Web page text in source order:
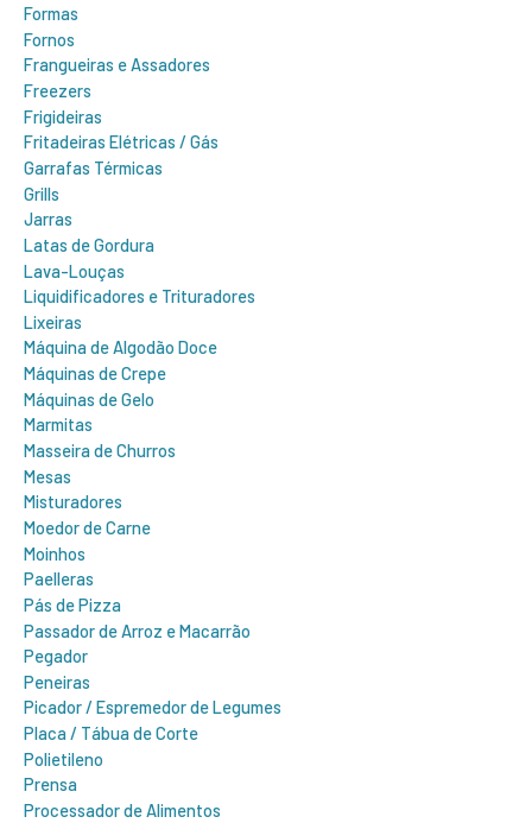
Formas
Fornos
Frangueiras e Assadores
Freezers
Frigideiras
Fritadeiras Elétricas / Gás
Garrafas Térmicas
Grills
Jarras
Latas de Gordura
Lava-Louças
Liquidificadores e Trituradores
Lixeiras
Máquina de Algodão Doce
Máquinas de Crepe
Máquinas de Gelo
Marmitas
Masseira de Churros
Mesas
Misturadores
Moedor de Carne
Moinhos
Paelleras
Pás de Pizza
Passador de Arroz e Macarrão
Pegador
Peneiras
Picador / Espremedor de Legumes
Placa / Tábua de Corte
Polietileno
Prensa
Processador de Alimentos